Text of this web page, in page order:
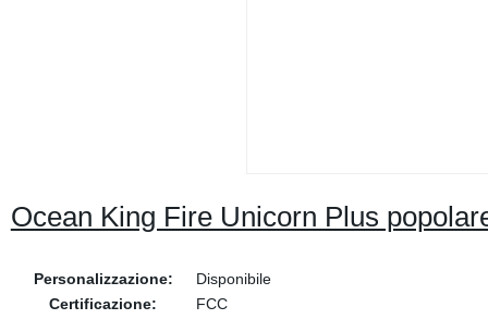
Ocean King Fire Unicorn Plus
Personalizzazione:
Disponibile
Certificazione:
FCC